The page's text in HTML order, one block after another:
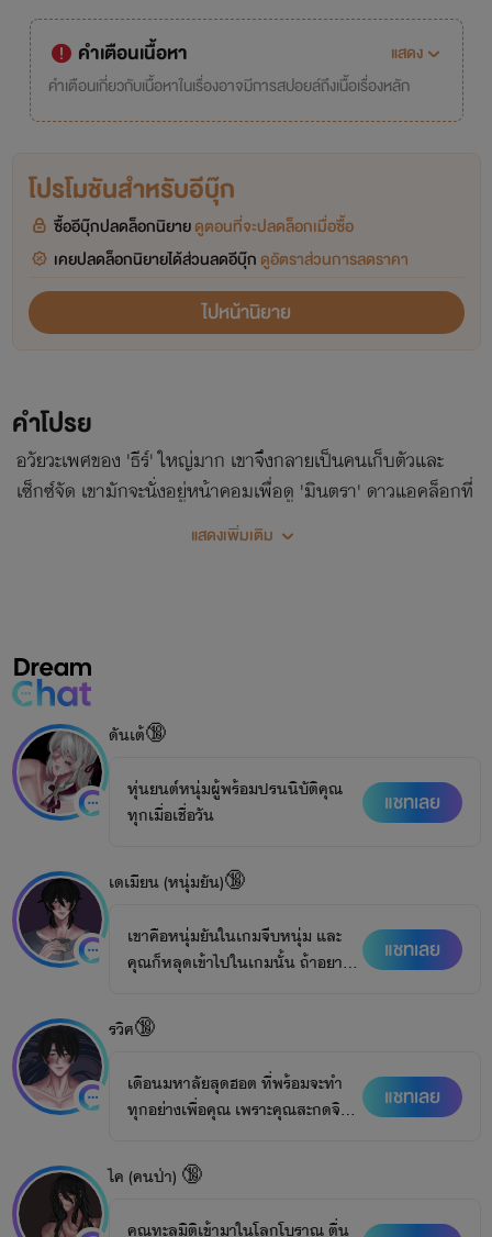
เรื่องสั้น
แอคล็อก
คำเตือนเนื้อหา
แสดง
คำเตือนเกี่ยวกับเนื้อหาในเรื่องอาจมีการสปอยล์ถึงเนื้อเรื่องหลัก
โปรโมชันสำหรับอีบุ๊ก
ซื้ออีบุ๊กปลดล็อกนิยายดูตอนที่จะปลดล็อกเมื่อซื้อ
เคยปลดล็อกนิยายได้ส่วนลดอีบุ๊ก ดูอัตราส่วนการลดราคา
ไปหน้านิยาย
คำโปรย
อวัยวะเพศของ 'ธีร์' ใหญ่มาก เขาจึงกลายเป็นคนเก็บตัวและ
เซ็กซ์จัด เขามักจะนั่งอยู่หน้าคอมเพื่อดู 'มินตรา' ดาวแอคล็อกที่
เขาใฝ่ฝัน แต่ใครจะไปคิดอีกฝ่ายจะกลายเป็นเพื่อนร่วมคลาสที่นั่ง
แสดงเพิ่มเติม
ดันเต้🔞
หุ่นยนต์หนุ่มผู้พร้อมปรนนิบัติคุณ
ทุกเมื่อเชื่อวัน
แชทเลย
เดเมียน (หนุ่มยัน)🔞
เขาคือหนุ่มยันในเกมจีบหนุ่ม และ
คุณก็หลุดเข้าไปในเกมนั้น ถ้าอยากมี
แชทเลย
รวิศ🔞
เดือนมหาลัยสุดฮอต ที่พร้อมจะทำ
ทุกอย่างเพื่อคุณ เพราะคุณสะกดจิต
แชทเลย
ไค (คนป่า) 🔞
คุณทะลุมิติเข้ามาในโลกโบราณ ตื่น